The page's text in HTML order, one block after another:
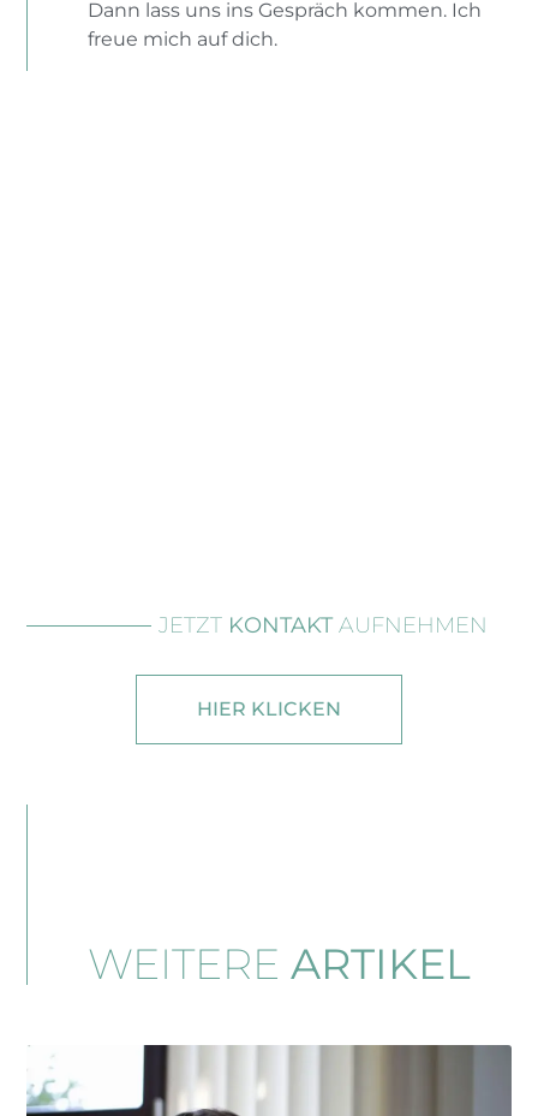
Dann lass uns ins Gespräch kommen. Ich
freue mich auf dich.
JETZT KONTAKTAUFNEHMEN
HIER KLICKEN
WEITEREARTIKEL